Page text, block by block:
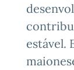
estável.